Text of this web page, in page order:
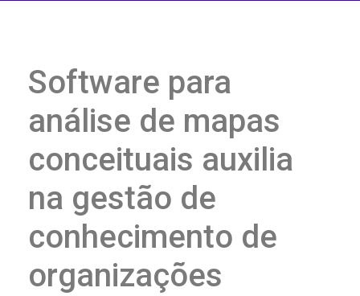
Software para
análise de mapas
conceituais auxilia
na gestão de
conhecimento de
organizações